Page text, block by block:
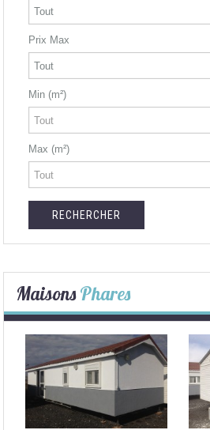
Prix Max
Min (m²)
Max (m²)
MaisonsPhares